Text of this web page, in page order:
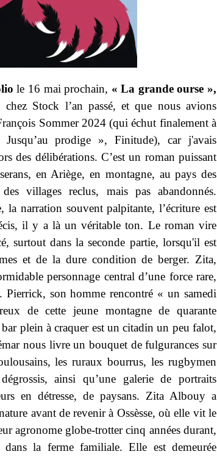
le 16 mai prochain, « La grande ourse »,
chez Stock l’an passé, et que nous avions
Sommer 2024 (qui échut finalement à
prodige », Finitude), car j'avais
des délibérations. C’est un roman puissant
en Ariège, en montagne, au pays des
villages reclus, mais pas abandonnés.
la narration souvent palpitante, l’écriture est
il y a là un véritable ton. Le roman vire
surtout dans la seconde partie, lorsqu'il est
et de la dure condition de berger. Zita,
personnage central d’une force rare,
Pierrick, son homme rencontré « un samedi
de cette jeune montagne de quarante
plein à craquer est un citadin un peu falot,
nous livre un bouquet de fulgurances sur
les ruraux bourrus, les rugbymen
ainsi qu’une galerie de portraits
en détresse, de paysans. Zita Albouy a
avant de revenir à Ossèsse, où elle vit le
agronome globe-trotter cinq années durant,
la ferme familiale. Elle est demeurée